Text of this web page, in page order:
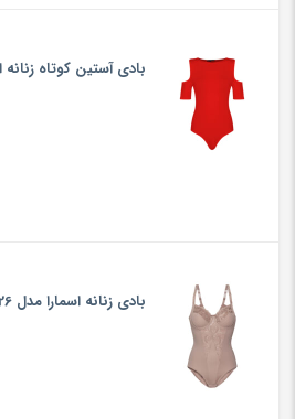
بادی آستین کوتاه زنانه افراتین
بادی زنانه اسمارا مدل Es326